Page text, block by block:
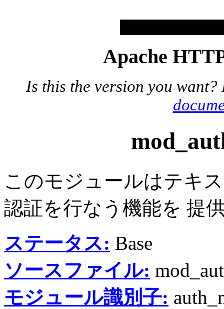
Apache
Is this the version you
このモジュールはテキ
認証を行なう機能を 提
ステータス: Base
ソースファイル:
モジュール識別子: